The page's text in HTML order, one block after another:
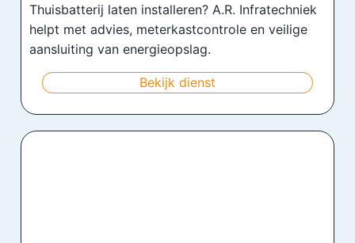
Thuisbatterij laten installeren? A.R. Infratechniek
helpt met advies, meterkastcontrole en veilige
aansluiting van energieopslag.
Bekijk dienst